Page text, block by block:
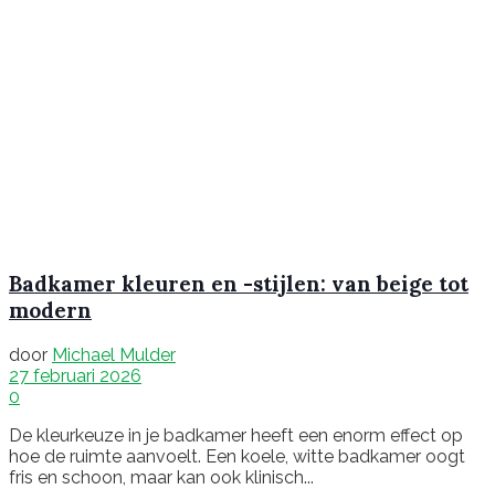
Badkamer kleuren en -stijlen: van beige tot
modern
door Michael Mulder
27 februari 2026
0
De kleurkeuze in je badkamer heeft een enorm effect op
hoe de ruimte aanvoelt. Een koele, witte badkamer oogt
fris en schoon, maar kan ook klinisch...